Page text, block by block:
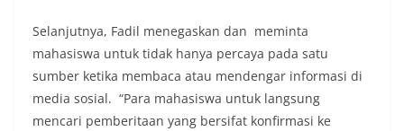
Selanjutnya, Fadil menegaskan dan meminta
mahasiswa untuk tidak hanya percaya pada satu
sumber ketika membaca atau mendengar informasi di
media sosial. “Para mahasiswa untuk langsung
mencari pemberitaan yang bersifat konfirmasi ke